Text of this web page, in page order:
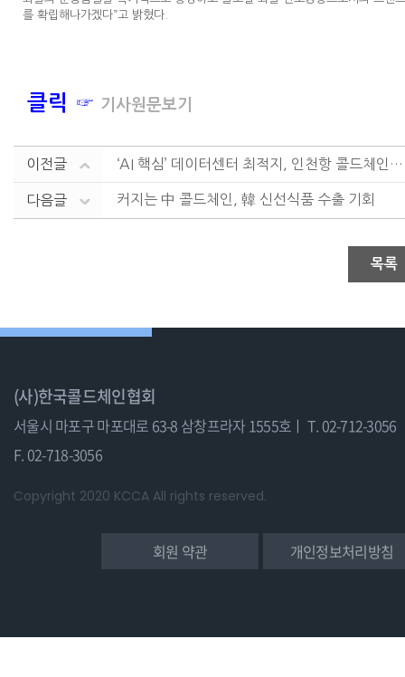
를 확립해나가겠다”고 밝혔다.
클릭 ☞ 기사원문보기
이전글 ‘AI 핵심’ 데이터센터 최적지, 인천항 콜드체인 클러....
다음글 커지는 中 콜드체인, 韓 신선식품 수출 기회
목록
(사)한국콜드체인협회
서울시 마포구 마포대로 63-8 삼창프라자 1555호ㅣ T. 02-712-3056
F. 02-718-3056
Copyright 2020 KCCA All rights reserved.
회원 약관 개인정보처리방침